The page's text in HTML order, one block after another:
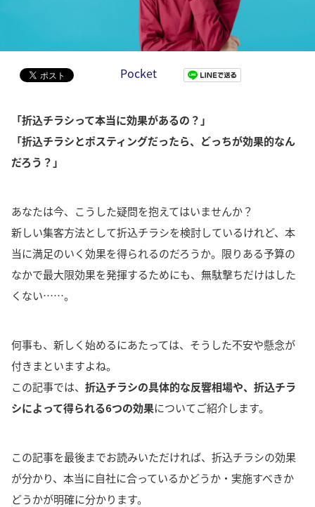
Pocket
「折込チラシって本当に効果があるの？」
「折込チラシとポスティングだったら、どっちが効果的なん
だろう？」
あなたは今、こうした疑問を抱えてはいませんか？
新しい集客方法として折込チラシを検討しているけれど、本
当に満足のいく効果を得られるのだろうか。 限りある予算の
なかで最大限効果を発揮するためにも、無駄撃ちだけはした
くない……。
何事も、新しく始めるにあたっては、そうした不安や懸念が
付きまといますよね。
この記事では、 折込チラシの具体的な反響相場や、折込チラ
シによって得られる6つの効果についてご紹介します。
この記事を最後までお読みいただければ、折込チラシの効果
が分かり、本当に自社に合っているかどうか・実施すべきか
どうかが明確に分かります。